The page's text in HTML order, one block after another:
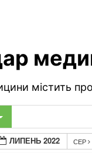
містить
ЛИПЕНЬ 2022 СЕР